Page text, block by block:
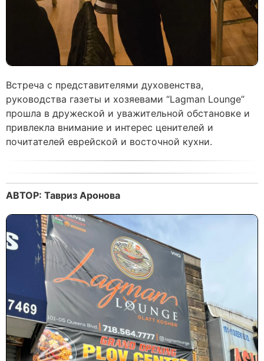
Встреча с представителями духовенства,
руководства газеты и хозяевами “Lagman Lounge”
прошла в дружеской и уважительной обстановке и
привлекла внимание и интерес ценителей и
почитателей еврейской и восточной кухни.
АВТОР: Тавриз Аронова